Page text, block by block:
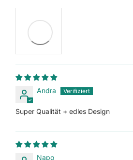
Andra
Super Qualität + edles Design
Napo